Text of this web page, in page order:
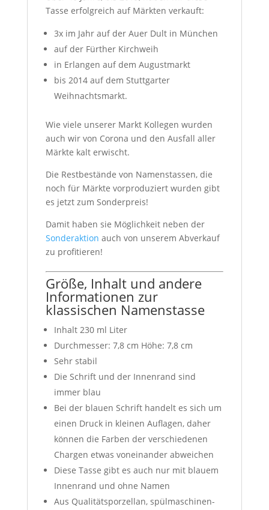
Tasse erfolgreich auf Märkten verkauft:
3x im Jahr auf der Auer Dult in München
auf der Fürther Kirchweih
in Erlangen auf dem Augustmarkt
bis 2014 auf dem Stuttgarter
Weihnachtsmarkt.
Wie viele unserer Markt Kollegen wurden
auch wir von Corona und den Ausfall aller
Märkte kalt erwischt.
Die Restbestände von Namenstassen, die
noch für Märkte vorproduziert wurden gibt
es jetzt zum Sonderpreis!
Damit haben sie Möglichkeit neben der
Sonderaktion auch von unserem Abverkauf
zu profitieren!
Größe, Inhalt und andere
Informationen zur
klassischen Namenstasse
Inhalt 230 ml Liter
Durchmesser: 7,8 cm Höhe: 7,8 cm
Sehr stabil
Die Schrift und der Innenrand sind
immer blau
Bei der blauen Schrift handelt es sich um
einen Druck in kleinen Auflagen, daher
können die Farben der verschiedenen
Chargen etwas voneinander abweichen
Diese Tasse gibt es auch nur mit blauem
Innenrand und ohne Namen
Aus Qualitätsporzellan, spülmaschinen-